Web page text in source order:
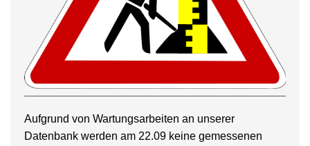
Aufgrund von Wartungsarbeiten an unserer
Datenbank werden am 22.09 keine gemessenen